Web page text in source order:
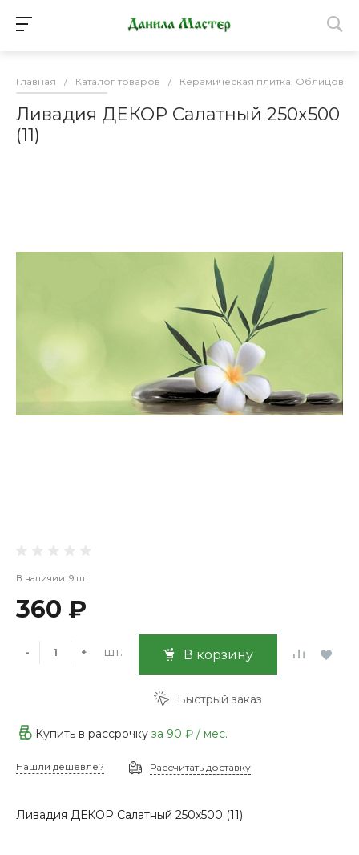
Главная / Каталог товаров / Керамическая плитка,
Ливадия ДЕКОР Салатный 250х500
(11)
В наличии: 9 шт
360 ₽
- + шт. В корзину
Быстрый заказ
Купить в рассрочку за 90 ₽ / мес.
Нашли дешевле? Рассчитать доставку
Ливадия ДЕКОР Салатный 250х500 (11)